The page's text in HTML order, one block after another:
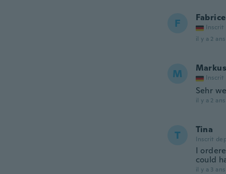
F Fabrice
Inscrit
il y a 2 ans
M Markus
Inscrit
Sehr
il y a 2 ans
T Tina
Inscrit
I
could
il y a 3 ans